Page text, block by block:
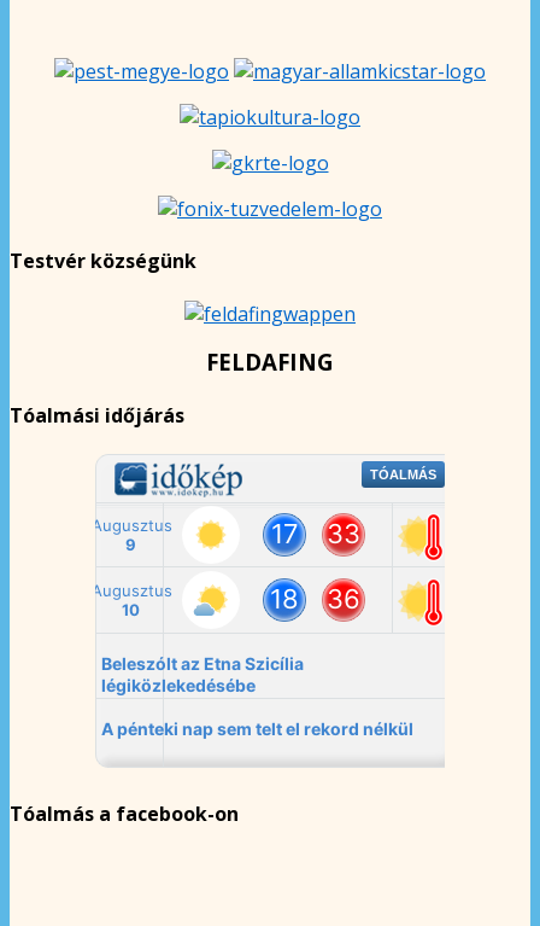
Testvér községünk
FELDAFING
Tóalmási időjárás
Tóalmás a facebook-on